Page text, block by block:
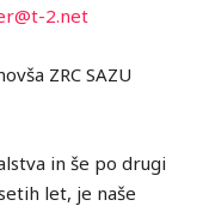
2.net
ZRC SAZU
in še po drugi
let, je naše